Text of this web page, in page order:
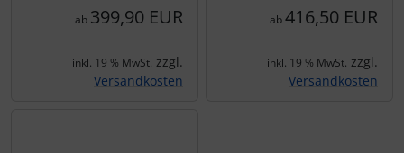
ab 399,90 EUR
inkl. 19 % MwSt. zzgl.
Versandkosten
ab416,50 EUR
inkl. 19 % MwSt. zzgl.
Versandkosten